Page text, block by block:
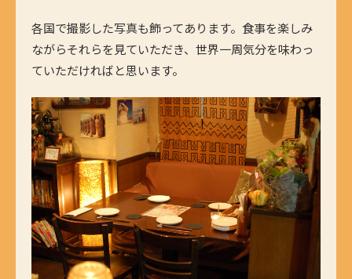
各国で撮影した写真も飾ってあります。食事を楽しみ
ながらそれらを見ていただき、世界一周気分を味わっ
ていただければと思います。